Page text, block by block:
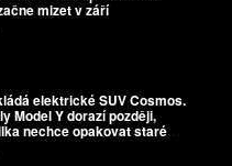
mizet v září
elektrické SUV Cosmos.
Model Y dorazí později,
nechce opakovat staré